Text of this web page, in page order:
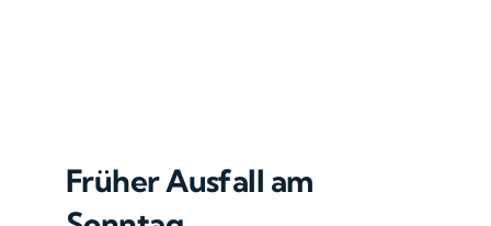
Früher Ausfall am